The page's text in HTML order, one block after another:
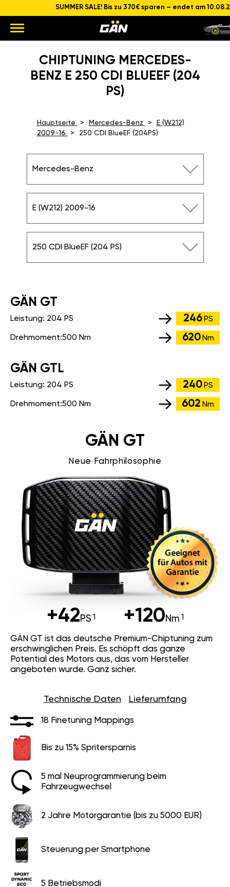
SUMMER SALE! Bis zu 370€ sparen – endet am
CHIPTUNING MERCEDES-
BENZ E 250 CDI BLUEEF (204
PS)
Hauptseite Mercedes-Benz
E (W212)
2009-16
250 CDI BlueEF (204PS)
Mercedes-Benz
E (W212) 2009-16
250 CDI BlueEF (204 PS)
GÄN GT
Leistung: 204 PS 246 PS
Drehmoment:500 Nm 620 Nm
GÄN GTL
Leistung: 204 PS 240 PS
Drehmoment:500 Nm 602 Nm
GÄN GT
Neue Fahrphilosophie
+42PS +120Nm
GÄN GT ist das deutsche Premium-Chiptuning zum
erschwinglichen Preis. Es schöpft das ganze
Potential des Motors aus, das vom Hersteller
angeboten wurde. Ganz sicher.
Technische Daten Lieferumfang
18 Finetuning Mappings
Bis zu 15% Spritersparnis
5 mal Neuprogrammierung beim
Fahrzeugwechsel
2 Jahre Motorgarantie (bis zu 5000 EUR)
Steuerung per Smartphone
5 Betriebsmodi